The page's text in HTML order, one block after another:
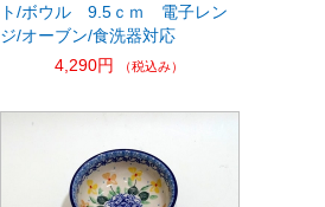
ト/ボウル 9.5ｃｍ 電子レン
ジ/オーブン/食洗器対応
4,290円
（税込み）